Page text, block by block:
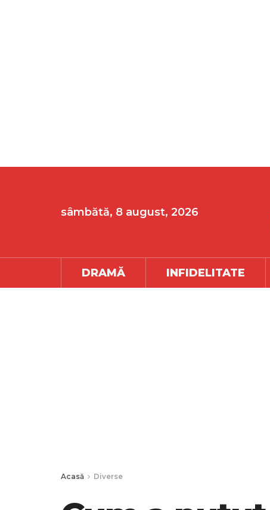
sâmbătă, 8 august, 2026
DRAMĂ INFIDELITATE
Acasă Diverse